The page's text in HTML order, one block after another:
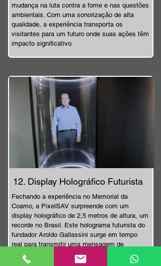
mudança na luta contra a fome e nas questões
ambientais. Com uma sonorização de alta
qualidade, a experiência transporta os
visitantes para um futuro onde suas ações têm
impacto significativo.
12. Display Holográfico Futurista
Fechando a experiência no Memorial da
Coamo, a PixelSAV surpreende com um
display holográfico de 2,5 metros de altura, um
recorde no Brasil. Este holograma futurista do
fundador Aroldo Gallassini surge em tempo
real para transmitir uma mensagem de
agradecimento e incentivar os visitantes a
retornarem e trazerem amigos. Ativado por um